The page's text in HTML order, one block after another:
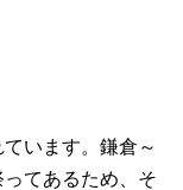
います。鎌倉～
てあるため、そ